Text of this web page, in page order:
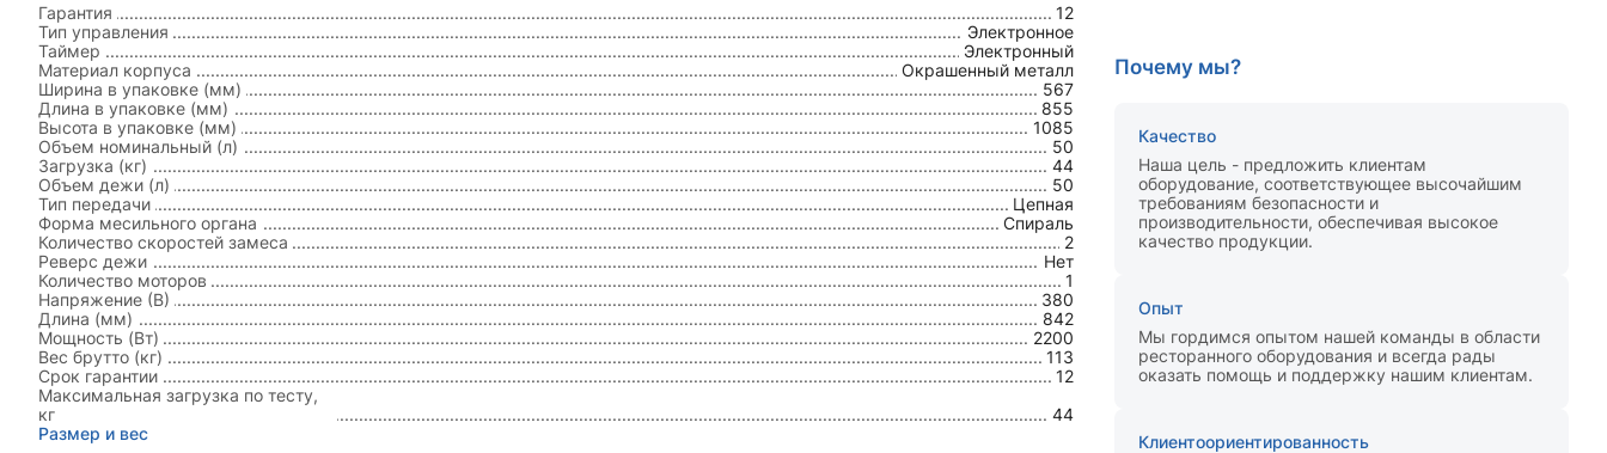
Гарантия
12
Тип управления
Электронное
Таймер
Электронный
Материал корпуса
Окрашенный металл
Ширина в упаковке (мм)
567
Длина в упаковке (мм)
855
Высота в упаковке (мм)
1085
Объем номинальный (л)
50
Загрузка (кг)
44
Объем дежи (л)
50
Тип передачи
Цепная
Форма месильного органа
Спираль
Количество скоростей замеса
2
Реверс дежи
Нет
Количество моторов
1
Напряжение (В)
380
Длина (мм)
842
Мощность (Вт)
2200
Вес брутто (кг)
113
Срок гарантии
12
Максимальная загрузка по тесту,
кг
44
Размер и вес
Почему мы?
Качество
Наша цель - предложить клиентам
оборудование, соответствующее высочайшим
требованиям безопасности и
производительности, обеспечивая высокое
качество продукции.
Опыт
Мы гордимся опытом нашей команды в области
ресторанного оборудования и всегда рады
оказать помощь и поддержку нашим клиентам.
Клиентоориентированность